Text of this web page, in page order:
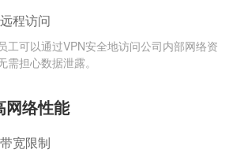
程访问
工可以通过VPN安全地访问公司内部网络资
需担心数据泄露。
网络性能
宽限制